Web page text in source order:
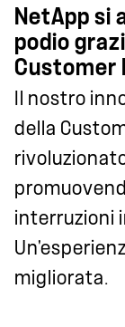
NetApp si
podio
Customer
Il nostro
della
interruzioni
migliorata.